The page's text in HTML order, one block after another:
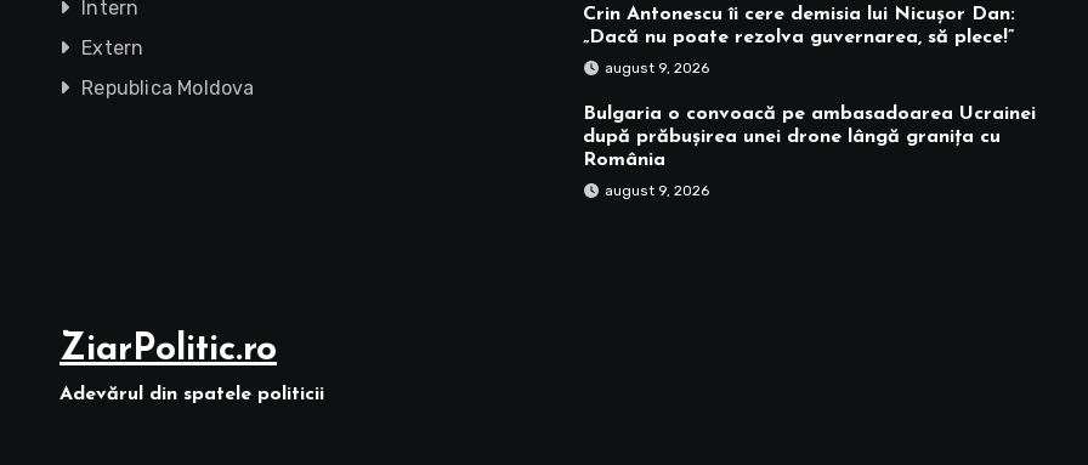
Intern
Extern
Republica Moldova
Crin Antonescu îi cere demisia lui Nicușor Dan:
„Dacă nu poate rezolva guvernarea, să plece!”
august 9, 2026
Bulgaria o convoacă pe ambasadoarea Ucrainei
după prăbușirea unei drone lângă granița cu
România
august 9, 2026
ZiarPolitic.ro
Adevărul din spatele politicii